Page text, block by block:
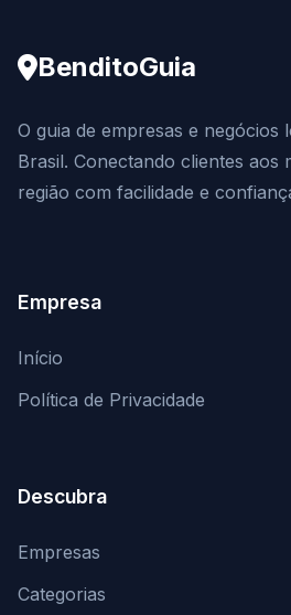
BenditoGuia
O guia de empresas e negócios
Brasil. Conectando clientes aos
região com facilidade e
Empresa
Início
Política de Privacidade
Descubra
Empresas
Categorias